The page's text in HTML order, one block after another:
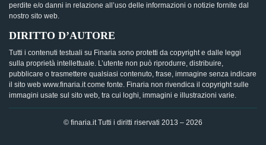
perdite e/o danni in relazione all’uso delle informazioni o notizie fornite dal
nostro sito web.
DIRITTO D’AUTORE
Tutti i contenuti testuali su Finaria sono protetti da copyright e dalle leggi
sulla proprietà intellettuale. L’utente non può riprodurre, distribuire,
pubblicare o trasmettere qualsiasi contenuto, frase, immagine senza indicare
il sito web www.finaria.it come fonte. Finaria non rivendica il copyright sulle
immagini usate sul sito web, tra cui loghi, immagini e illustrazioni varie.
© finaria.it Tutti i diritti riservati 2013 – 2026